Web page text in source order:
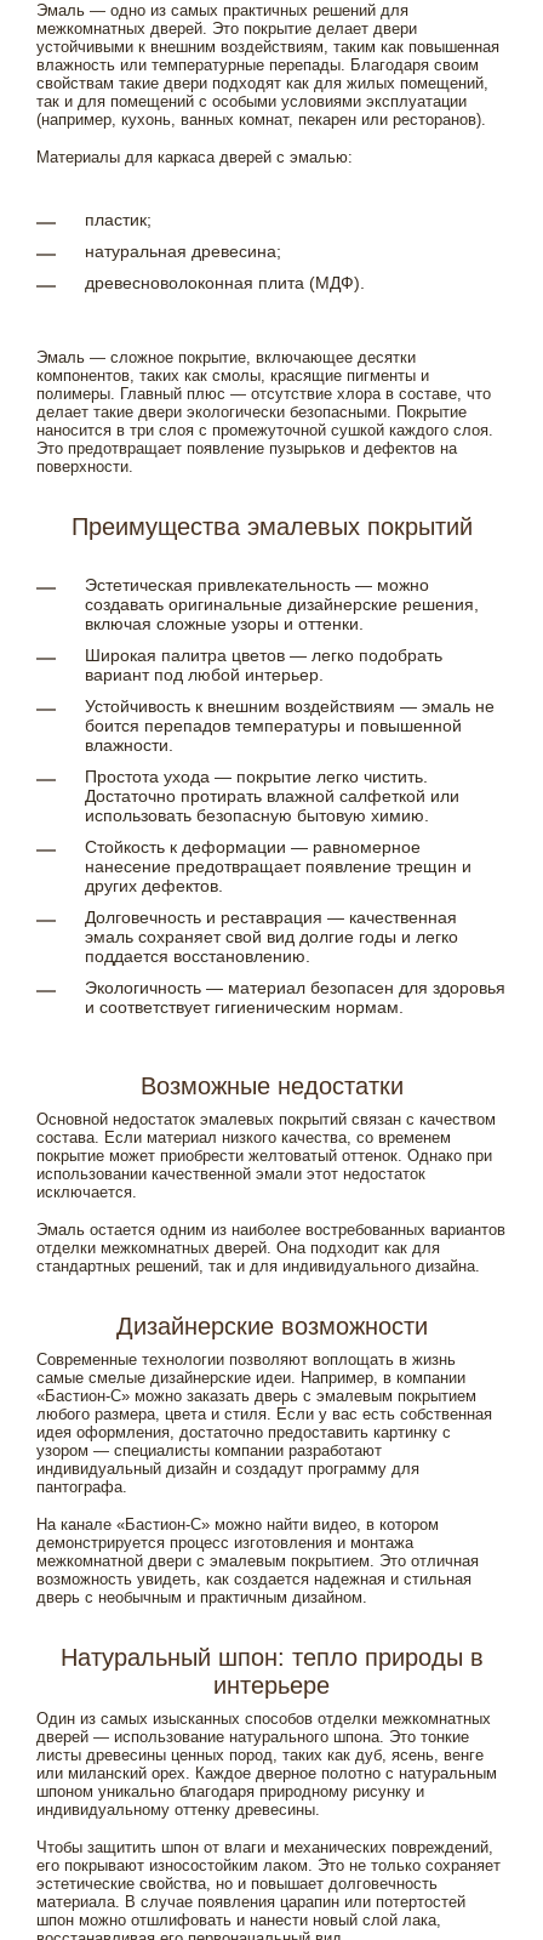
Эмаль — одно из самых практичных решений для
межкомнатных дверей. Это покрытие делает двери
устойчивыми к внешним воздействиям, таким как повышенная
влажность или температурные перепады. Благодаря своим
свойствам такие двери подходят как для жилых помещений,
так и для помещений с особыми условиями эксплуатации
(например, кухонь, ванных комнат, пекарен или ресторанов).
Материалы для каркаса дверей с эмалью:
пластик;
натуральная древесина;
древесноволоконная плита (МДФ).
Эмаль — сложное покрытие, включающее десятки
компонентов, таких как смолы, красящие пигменты и
полимеры. Главный плюс — отсутствие хлора в составе, что
делает такие двери экологически безопасными. Покрытие
наносится в три слоя с промежуточной сушкой каждого слоя.
Это предотвращает появление пузырьков и дефектов на
поверхности.
Преимущества эмалевых покрытий
Эстетическая привлекательность — можно
создавать оригинальные дизайнерские решения,
включая сложные узоры и оттенки.
Широкая палитра цветов — легко подобрать
вариант под любой интерьер.
Устойчивость к внешним воздействиям — эмаль не
боится перепадов температуры и повышенной
влажности.
Простота ухода — покрытие легко чистить.
Достаточно протирать влажной салфеткой или
использовать безопасную бытовую химию.
Стойкость к деформации — равномерное
нанесение предотвращает появление трещин и
других дефектов.
Долговечность и реставрация — качественная
эмаль сохраняет свой вид долгие годы и легко
поддается восстановлению.
Экологичность — материал безопасен для здоровья
и соответствует гигиеническим нормам.
Возможные недостатки
Основной недостаток эмалевых покрытий связан с качеством
состава. Если материал низкого качества, со временем
покрытие может приобрести желтоватый оттенок. Однако при
использовании качественной эмали этот недостаток
исключается.
Эмаль остается одним из наиболее востребованных вариантов
отделки межкомнатных дверей. Она подходит как для
стандартных решений, так и для индивидуального дизайна.
Дизайнерские возможности
Современные технологии позволяют воплощать в жизнь
самые смелые дизайнерские идеи. Например, в компании
«Бастион-С» можно заказать дверь с эмалевым покрытием
любого размера, цвета и стиля. Если у вас есть собственная
идея оформления, достаточно предоставить картинку с
узором — специалисты компании разработают
индивидуальный дизайн и создадут программу для
пантографа.
На канале «Бастион-С» можно найти видео, в котором
демонстрируется процесс изготовления и монтажа
межкомнатной двери с эмалевым покрытием. Это отличная
возможность увидеть, как создается надежная и стильная
дверь с необычным и практичным дизайном.
Натуральный шпон: тепло природы в
интерьере
Один из самых изысканных способов отделки межкомнатных
дверей — использование натурального шпона. Это тонкие
листы древесины ценных пород, таких как дуб, ясень, венге
или миланский орех. Каждое дверное полотно с натуральным
шпоном уникально благодаря природному рисунку и
индивидуальному оттенку древесины.
Чтобы защитить шпон от влаги и механических повреждений,
его покрывают износостойким лаком. Это не только сохраняет
эстетические свойства, но и повышает долговечность
материала. В случае появления царапин или потертостей
шпон можно отшлифовать и нанести новый слой лака,